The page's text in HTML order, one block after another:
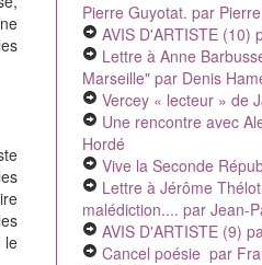
le
Pierre Guyotat. par
AVIS D'ARTISTE (10)
Lettre à Anne
Marseille"par Denis
Vercey « lecteur » de
Une rencontre avec
Hordé
Vive la Seconde
Lettre à Jérôme
malédiction.... par Jean-
AVIS D'ARTISTE (9)
Cancel poésie par